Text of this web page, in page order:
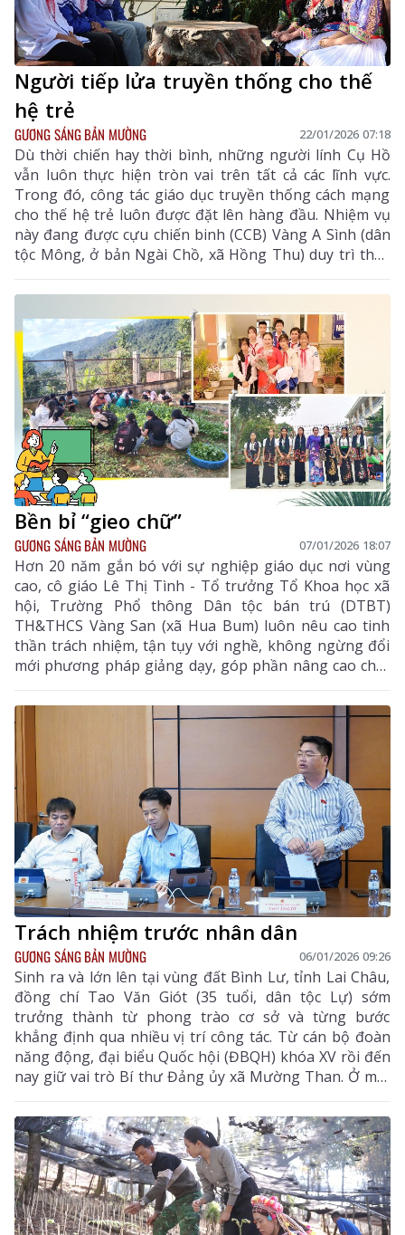
Người tiếp lửa truyền thống cho thế
hệ trẻ
GƯƠNG SÁNG BẢN MƯỜNG 22/01/2026 07:18
Dù thời chiến hay thời bình, những người lính Cụ Hồ
vẫn luôn thực hiện tròn vai trên tất cả các lĩnh vực.
Trong đó, công tác giáo dục truyền thống cách mạng
cho thế hệ trẻ luôn được đặt lên hàng đầu. Nhiệm vụ
này đang được cựu chiến binh (CCB) Vàng A Sình (dân
tộc Mông, ở bản Ngài Chồ, xã Hồng Thu) duy trì thực
hiện.
Bền bỉ “gieo chữ”
GƯƠNG SÁNG BẢN MƯỜNG 07/01/2026 18:07
Hơn 20 năm gắn bó với sự nghiệp giáo dục nơi vùng
cao, cô giáo Lê Thị Tình - Tổ trưởng Tổ Khoa học xã
hội, Trường Phổ thông Dân tộc bán trú (DTBT)
TH&THCS Vàng San (xã Hua Bum) luôn nêu cao tinh
thần trách nhiệm, tận tụy với nghề, không ngừng đổi
mới phương pháp giảng dạy, góp phần nâng cao chất
lượng giáo dục và bồi dưỡng nhiều thế hệ học sinh
dân tộc thiểu số trên địa bàn.
Trách nhiệm trước nhân dân
GƯƠNG SÁNG BẢN MƯỜNG 06/01/2026 09:26
Sinh ra và lớn lên tại vùng đất Bình Lư, tỉnh Lai Châu,
đồng chí Tao Văn Giót (35 tuổi, dân tộc Lự) sớm
trưởng thành từ phong trào cơ sở và từng bước
khẳng định qua nhiều vị trí công tác. Từ cán bộ đoàn
năng động, đại biểu Quốc hội (ĐBQH) khóa XV rồi đến
nay giữ vai trò Bí thư Đảng ủy xã Mường Than. Ở mỗi
cương vị, đồng chí luôn thể hiện rõ tinh thần trách
nhiệm, sự gần dân và khát vọng cống hiến vì sự phát
triển của địa phương, vì quyền lợi chính đáng của
nhân dân.